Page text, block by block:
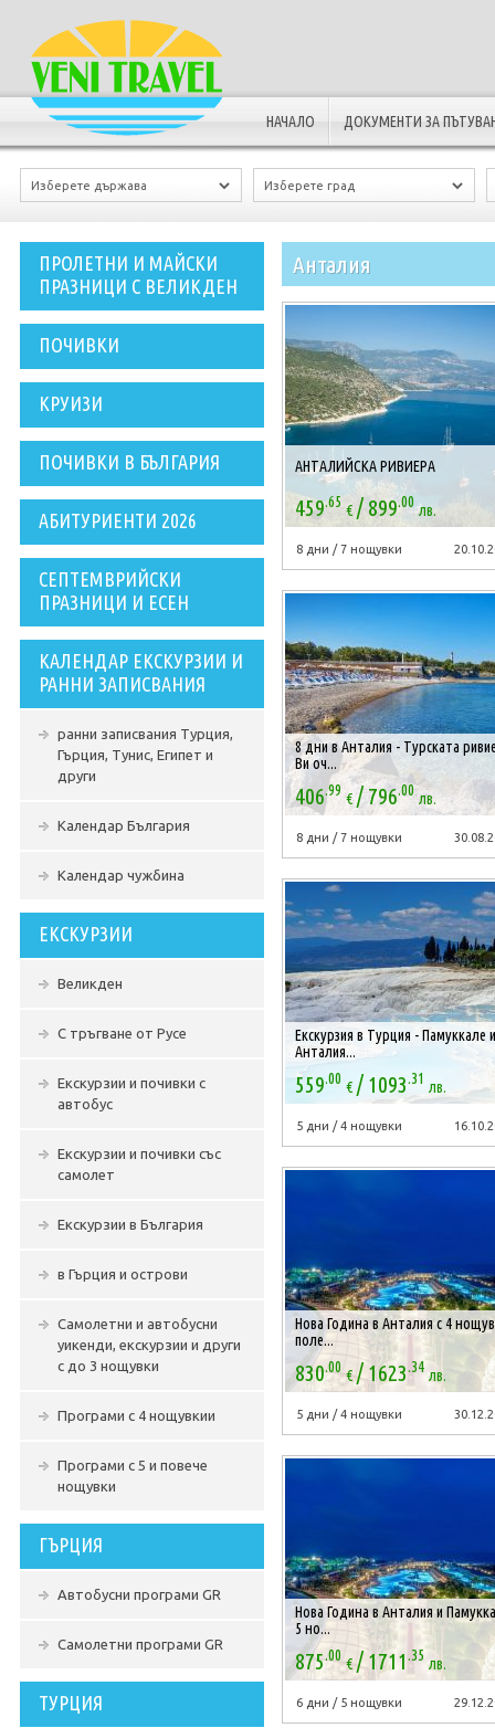
НАЧАЛО ДОКУМЕНТИ ЗА
ПРОЛЕТНИ И МАЙСКИ
ПРАЗНИЦИ С ВЕЛИКДЕН
ПОЧИВКИ
КРУИЗИ
ПОЧИВКИ В БЪЛГАРИЯ
АБИТУРИЕНТИ 2026
СЕПТЕМВРИЙСКИ
ПРАЗНИЦИ И ЕСЕН
КАЛЕНДАР ЕКСКУРЗИИ И
РАННИ ЗАПИСВАНИЯ
ранни записвания Турция,
Гърция, Тунис, Египет и
други
Календар България
Календар чужбина
ЕКСКУРЗИИ
Великден
С тръгване от Русе
Екскурзии и почивки с
автобус
Екскурзии и почивки със
самолет
Екскурзии в България
в Гърция и острови
Самолетни и автобусни
уикенди, екскурзии и други
с до 3 нощувки
Програми с 4 нощувкии
Програми с 5 и повече
нощувки
ГЪРЦИЯ
Автобусни програми GR
Самолетни програми GR
ТУРЦИЯ
Анталия
АНТАЛИЙСКА РИВИЕРА
459.65 € /899.00 лв.
8 дни / 7 нощувки
8 дни в Анталия - Турската
Ви оч...
406.99 €/796.00 лв.
8 дни / 7 нощувки
Екскурзия в Турция - Памуккале и
Анталия...
559.00 € /1093.31 лв.
5 дни / 4 нощувки
Нова Година в Анталия с 4
поле...
830.00 € /1623.34 лв.
5 дни / 4 нощувки
Нова Година в Анталия и
5 но...
875.00 € /1711 .35 лв.
6 дни / 5 нощувки